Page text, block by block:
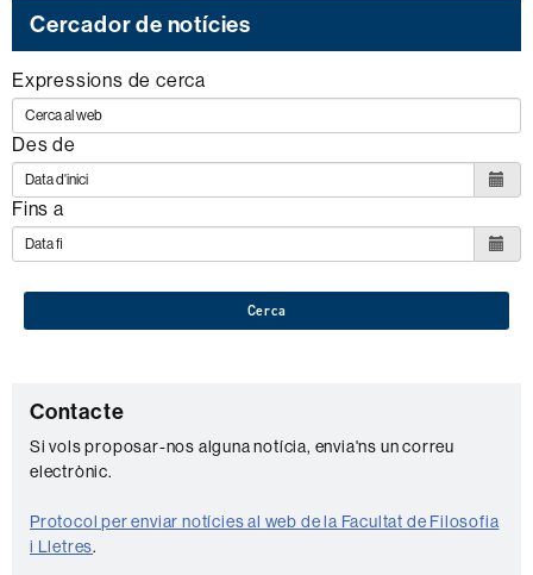
Cercador de notícies
Expressions de cerca
Des de
Fins a
Cerca
C
o
n
t
a
Contacte
Si vols proposar-nos alguna notícia, envia'ns un correu
electrònic.
Protocol per enviar notícies al web de la Facultat de Filosofia
i Lletres.